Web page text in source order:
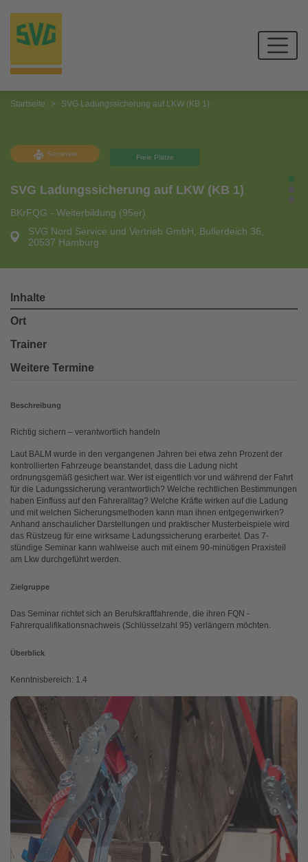
Startseite SVG Ladungssicherung auf LKW (KB 1)
Seminare Freie Plätze
SVG Ladungssicherung auf LKW (KB 1)
BKrFQG - Weiterbildung (95er)
SVG Nord Service und Vertrieb GmbH, Bullerdeich 36,
20537 Hamburg
Inhalte
Ort
Trainer
Weitere Termine
Beschreibung
Richtig sichern – verantwortlich handeln
Laut BALM wurde in den vergangenen Jahren bei etwa zehn Prozent der
kontrollierten Fahrzeuge beanstandet, dass die Ladung nicht
ordnungsgemäß gesichert war. Wer ist eigentlich vor und während der Fahrt
für die Ladungssicherung verantwortlich? Welche rechtlichen Bestimmungen
haben Einfluss auf den Fahreralltag? Welche Kräfte wirken auf die Ladung
und mit welchen Sicherungsmethoden kann man ihnen entgegenwirken?
Anhand anschaulicher Darstellungen und praktischer Musterbeispiele wird
das Rüstzeug für eine wirksame Ladungssicherung erarbeitet. Das 7-
stündige Seminar kann wahlweise auch mit einem 90-minütigen Praxisteil
am Lkw durchgeführt werden.
Zielgruppe
Das Seminar richtet sich an Berufskraftfahrende, die ihren FQN -
Fahrerqualifikationsnachweis (Schlüsselzahl 95) verlängern möchten.
Überblick
Kenntnisbereich: 1.4